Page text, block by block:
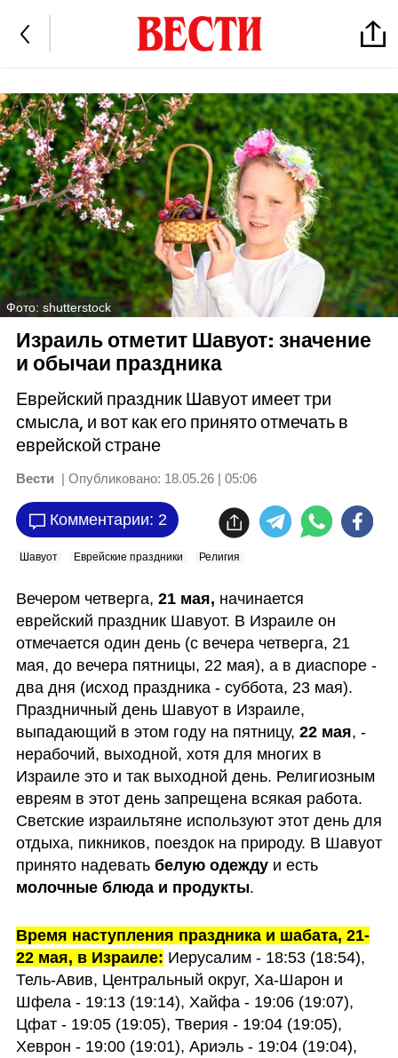
Фото: shutterstock
Израиль отметит Шавуот: значение
и обычаи праздника
Еврейский праздник Шавуот имеет три
смысла, и вот как его принято отмечать в
еврейской стране
Вести | Опубликовано: 18.05.26 | 05:06
Комментарии: 2
Шавуот Еврейские праздники Религия
Вечером четверга, 21 мая, начинается
еврейский праздник Шавуот. В Израиле он
отмечается один день (с вечера четверга, 21
мая, до вечера пятницы, 22 мая), а в диаспоре -
два дня (исход праздника - суббота, 23 мая).
Праздничный день Шавуот в Израиле,
выпадающий в этом году на пятницу, 22 мая, -
нерабочий, выходной, хотя для многих в
Израиле это и так выходной день. Религиозным
евреям в этот день запрещена всякая работа.
Светские израильтяне используют этот день для
отдыха, пикников, поездок на природу. В Шавуот
принято надевать белую одежду
и есть
молочные блюда и продукты.
Время наступления праздника и шабата, 21-
22 мая, в Израиле: Иерусалим - 18:53 (18:54),
Тель-Авив, Центральный округ, Ха-Шарон и
Шфела - 19:13 (19:14), Хайфа - 19:06 (19:07),
Цфат - 19:05 (19:05), Тверия - 19:04 (19:05),
Хеврон - 19:00 (19:01), Ариэль - 19:04 (19:04),